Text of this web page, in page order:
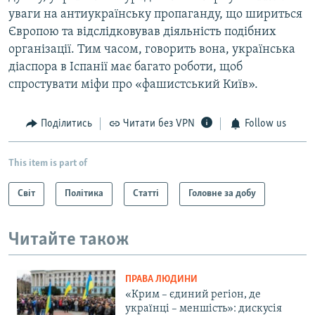
уваги на антиукраїнську пропаганду, що шириться
Європою та відслідковував діяльність подібних
організації. Тим часом, говорить вона, українська
діаспора в Іспанії має багато роботи, щоб
спростувати міфи про «фашистський Київ».
Поділитись Читати без VPN Follow us
This item is part of
Світ Політика Статті Головне за добу
Читайте також
ПРАВА ЛЮДИНИ
«Крим – єдиний регіон, де
українці – меншість»: дискусія